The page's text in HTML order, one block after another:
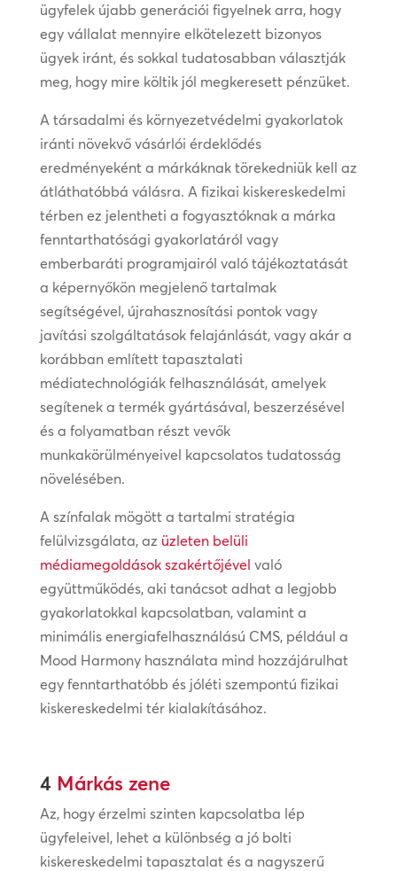
ügyfelek újabb generációi figyelnek arra, hogy
egy vállalat mennyire elkötelezett bizonyos
ügyek iránt, és sokkal tudatosabban választják
meg, hogy mire költik jól megkeresett pénzüket.
A társadalmi és környezetvédelmi gyakorlatok
iránti növekvő vásárlói érdeklődés
eredményeként a márkáknak törekedniük kell az
átláthatóbbá válásra. A fizikai kiskereskedelmi
térben ez jelentheti a fogyasztóknak a márka
fenntarthatósági gyakorlatáról vagy
emberbaráti programjairól való tájékoztatását
a képernyőkön megjelenő tartalmak
segítségével, újrahasznosítási pontok vagy
javítási szolgáltatások felajánlását, vagy akár a
korábban említett tapasztalati
médiatechnológiák felhasználását, amelyek
segítenek a termék gyártásával, beszerzésével
és a folyamatban részt vevők
munkakörülményeivel kapcsolatos tudatosság
növelésében.
A színfalak mögött a tartalmi stratégia
felülvizsgálata, az üzleten belüli
médiamegoldások szakértőjével való
együttműködés, aki tanácsot adhat a legjobb
gyakorlatokkal kapcsolatban, valamint a
minimális energiafelhasználású CMS, például a
Mood Harmony használata mind hozzájárulhat
egy fenntarthatóbb és jóléti szempontú fizikai
kiskereskedelmi tér kialakításához.
4 Márkás zene
Az, hogy érzelmi szinten kapcsolatba lép
ügyfeleivel, lehet a különbség a jó bolti
kiskereskedelmi tapasztalat és a nagyszerű